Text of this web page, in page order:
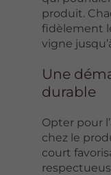
produit.
fidèlement
vigne
Une
durable
Opter pour
chez le
court